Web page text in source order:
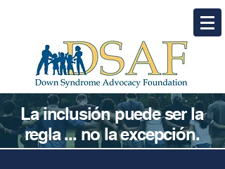
La inclusión puede ser la
regla ... no la excepción.